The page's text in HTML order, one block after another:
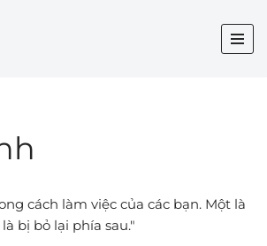
cách làm việc của các bạn. Một là
bị bỏ lại phía sau."